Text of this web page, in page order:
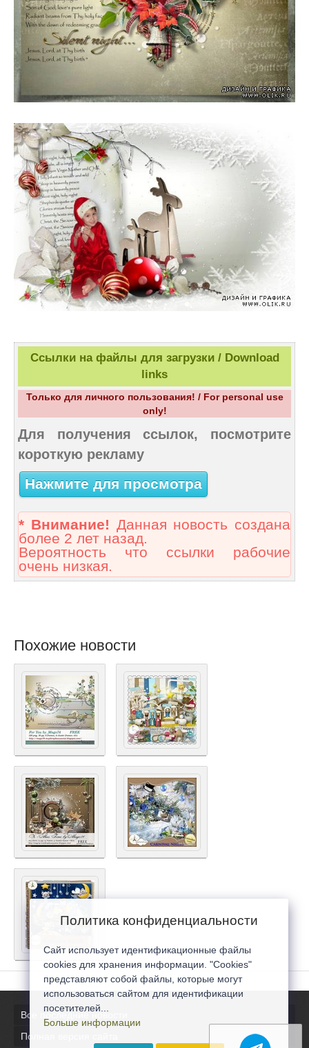
Ссылки на файлы для загрузки / Download
links
Только для личного пользования! / For personal use
only!
Для получения ссылок, посмотрите
короткую рекламу
Нажмите для просмотра
* Внимание! Данная новость создана
более 2 лет назад.
Вероятность что ссылки рабочие
очень низкая.
Похожие новости
Все последние новости
Полная версия сайта
Политика конфиденциальности
Сайт использует идентификационные файлы
cookies для хранения информации. "Cookies"
представляют собой файлы, которые могут
использоваться сайтом для идентификации
посетителей...
Больше информации